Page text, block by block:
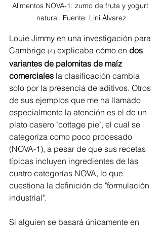
Alimentos NOVA-1: zumo de fruta y yogurt
natural. Fuente: Lini Álvarez
Louie Jimmy en una investigación para
Cambrige (4) explicaba cómo en dos
variantes de palomitas de maíz
comerciales la clasificación cambia
solo por la presencia de aditivos. Otros
de sus ejemplos que me ha llamado
especialmente la atención es el de un
plato casero "cottage pie", el cual se
categoriza como poco procesado
(NOVA-1), a pesar de que sus recetas
típicas incluyen ingredientes de las
cuatro categorías NOVA, lo que
cuestiona la definición de "formulación
industrial".
Si alguien se basará únicamente en